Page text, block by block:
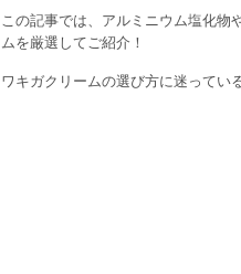
この記事では、アルミニウム塩化物
ムを厳選してご紹介！
ワキガクリームの選び方に迷ってい